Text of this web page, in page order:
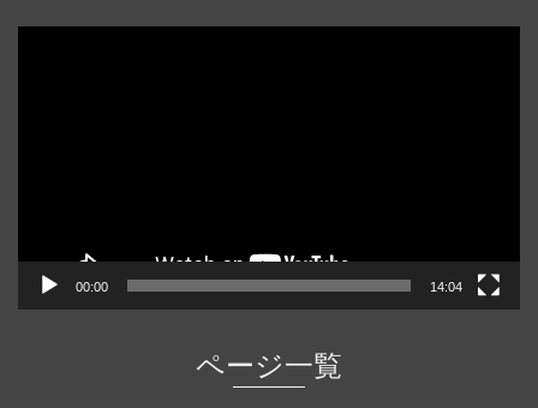
00:00 14:04
ページ一覧